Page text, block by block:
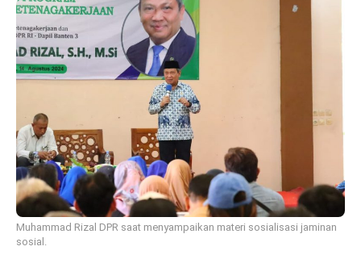
Muhammad Rizal DPR saat menyampaikan materi sosialisasi jaminan
sosial.